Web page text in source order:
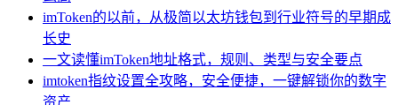
imToken的以前，从极简以太坊钱包到行业符号的早期成
长史
一文读懂imToken地址格式，规则、类型与安全要点
imtoken指纹设置全攻略，安全便捷，一键解锁你的数字